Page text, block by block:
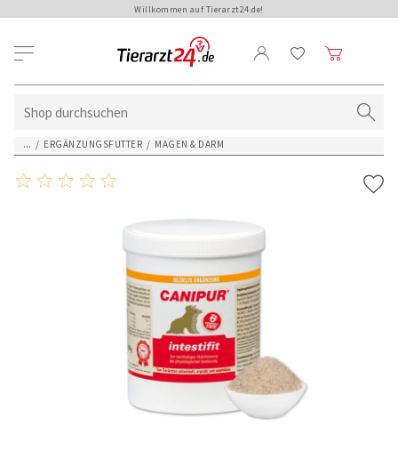
Willkommen auf Tierarzt24.de!
... / ERGÄNZUNGSFUTTER / MAGEN & DARM